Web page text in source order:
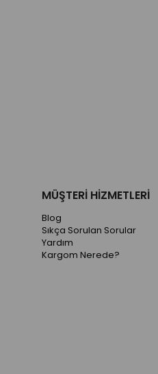
MÜŞTERİ HİZMETLERİ
Blog
Sıkça Sorulan Sorular
Yardım
Kargom Nerede?